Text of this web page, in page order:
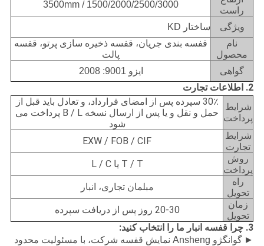
راست
1500/2000/2500/3000 / 3500mm
ویژگی
ساختار KD
نام
محصول
قفسه بندی جریان، قفسه ذخیره سازی پرتو، قفسه
پالت
گواهی
ایزو 9001: 2008
2. اطلاعات تجارت
شرایط
پرداخت
30٪ سپرده پس از امضای قرارداد، و تعادل باید قبل از
حمل و نقل و یا پس از ارسال نسخه B / L پرداخت می
شود
شرایط
تجارت
EXW / FOB / CIF
روش
پرداخت
T / T یا L / C
راه
تحویل
مبلمان تجاری، انبار
زمان
تحویل
20-30 روز پس از دریافت سپرده
3. چرا قفسه انبار ما را انتخاب کنید:
► گوانگژو Ansheng نمایش قفسه شرکت، با مسئولیت محدود